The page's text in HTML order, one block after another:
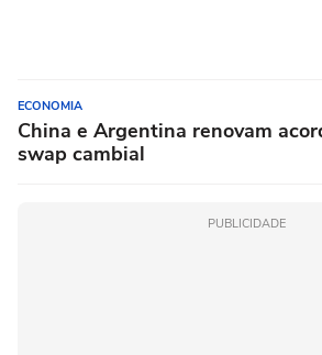
ECONOMIA
China e Argentina renovam
swap cambial
PUBLICIDADE